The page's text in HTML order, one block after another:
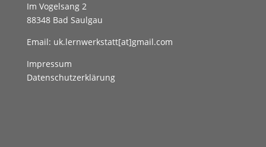
Im Vogelsang 2
88348 Bad Saulgau
Email: uk.lernwerkstatt[at]gmail.com
Impressum
Datenschutzerklärung